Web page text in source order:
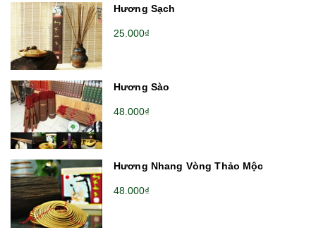
Hương Sạch
25.000₫
Hương Sào
48.000₫
Hương Nhang Vòng Thảo Mộc
48.000₫